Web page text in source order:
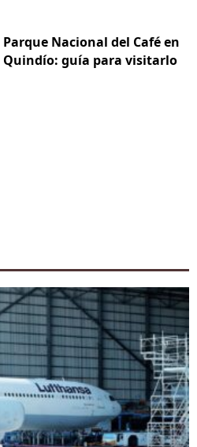
Parque Nacional del Café en
Quindío: guía para visitarlo